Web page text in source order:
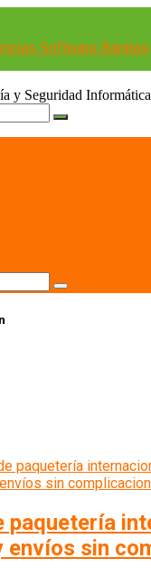
Software Baratas
y Seguridad Informática
paquetería
envíos sin